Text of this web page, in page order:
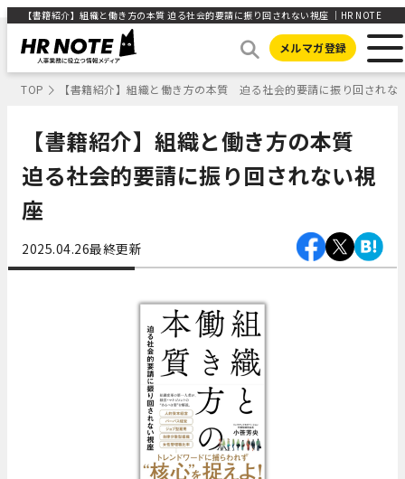
【書籍紹介】組織と働き方の本質 迫る社会的要請に振り回されない視座 ｜HR NOTE
メルマガ登録
TOP 【書籍紹介】組織と働き方の本質 迫る社会的要請に振り回されな
【書籍紹介】組織と働き方の本質
迫る社会的要請に振り回されない視
座
2025.04.26最終更新